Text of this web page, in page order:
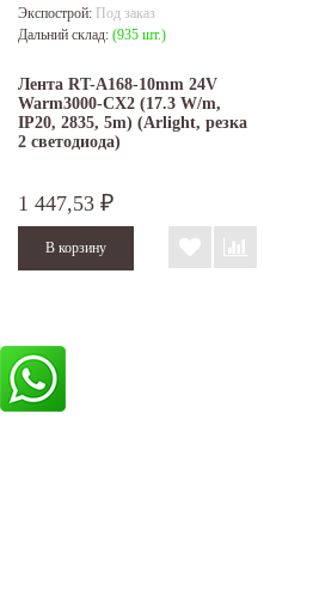
Экспострой: Под заказ
Дальний склад: (935 шт.)
Лента RT-A168-10mm 24V
Warm3000-CX2 (17.3 W/m,
IP20, 2835, 5m) (Arlight, резка
2 светодиода)
1 447,53 ₽